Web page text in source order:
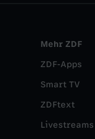
Mehr ZDF
ZDF-Apps
Smart TV
ZDFtext
Livestreams